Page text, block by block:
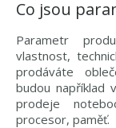
Co jsou
Parametr
vlastnost,
prodáváte
budou například
prodeje
procesor, paměť.